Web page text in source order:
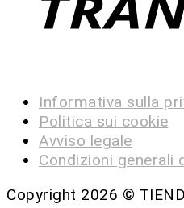
Informativa sulla
Politica sui cookie
Avviso legale
Condizioni generali
Copyright 2026 ©